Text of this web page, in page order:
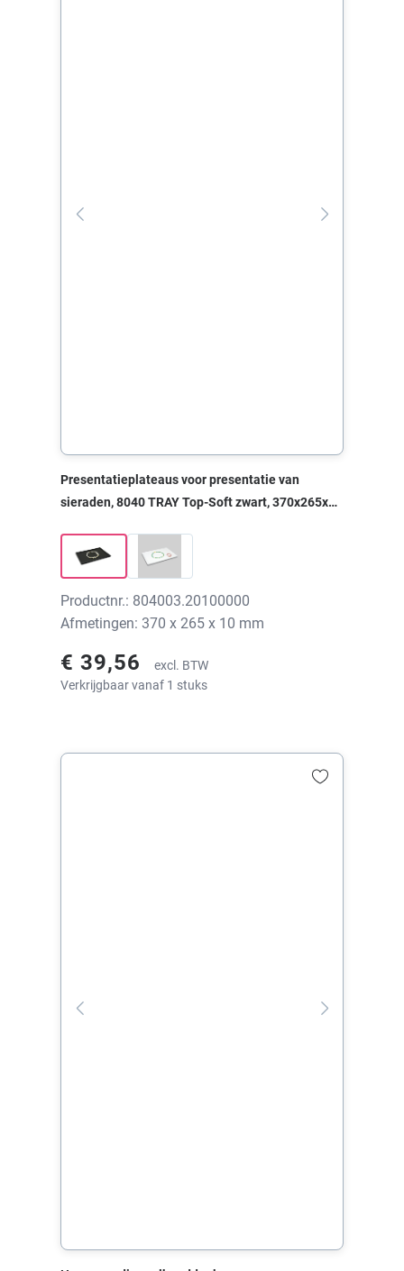
Presentatieplateaus voor presentatie van
sieraden, 8040 TRAY Top-Soft zwart, 370x265x10
Productnr.: 804003.20100000
Afmetingen: 370 x 265 x 10 mm
€ 39,56
excl. BTW
Verkrijgbaar vanaf 1 stuks